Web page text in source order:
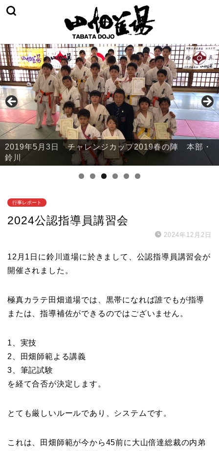
2019年5月3日 チャレンジカップ2019春の陣 山辺・
中山・大江
行事レポート
2024公認指導員講習会
2024年12月2日
12月1日に鈴川道場に於きまして、公認指導員講習会が
開催されました。
極真カラテ田畑道場では、黒帯になれば誰でもが指導
または、指導補佐ができるのではございません。
1、実技
2、田畑師範よる講義
3、筆記試験
を経て合否が決定します。
とても厳しいルールであり、システムです。
これは、田畑師範が今から45前に大山倍達総裁の内弟